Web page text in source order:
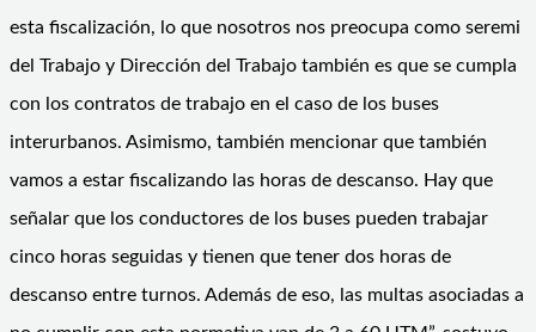
esta fiscalización, lo que nosotros nos preocupa como seremi
del Trabajo y Dirección del Trabajo también es que se cumpla
con los contratos de trabajo en el caso de los buses
interurbanos. Asimismo, también mencionar que también
vamos a estar fiscalizando las horas de descanso. Hay que
señalar que los conductores de los buses pueden trabajar
cinco horas seguidas y tienen que tener dos horas de
descanso entre turnos. Además de eso, las multas asociadas a